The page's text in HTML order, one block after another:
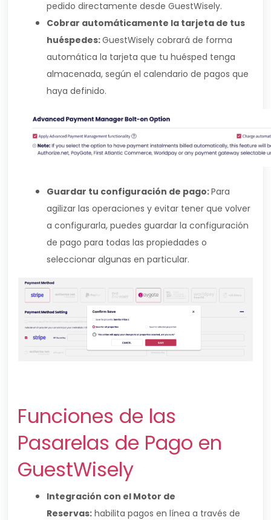
pedido directamente desde GuestWisely.
Cobrar automáticamente la tarjeta de tus
huéspedes:GuestWisely cobrará de forma
automática la tarjeta que tu huésped tenga
almacenada, según el calendario de pagos que
haya definido.
Guardar tu configuración de pago:Para
agilizar las operaciones y evitar tener que volver
a configurarla, puedes guardar la configuración
de pago para todas las propiedades o
seleccionar algunas en particular.
Funciones de las
Pasarelas de Pago en
GuestWisely
Integración con el Motor de
Reservas: habilita pagos en línea a través de